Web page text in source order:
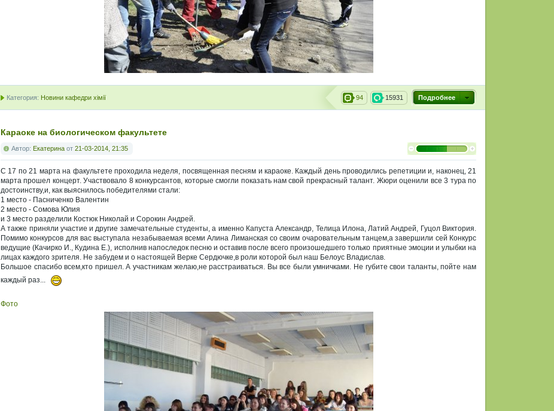
Подробнее
15931
94
Категория: Новини кафедри хімії
Караоке на биологическом факультете
Автор: Екатерина от 21-03-2014, 21:35
С 17 по 21 марта на факультете проходила неделя, посвященная песням и караоке. Каждый день проводились репетиции и, наконец, 21
марта прошел концерт. Участвовало 8 конкурсантов, которые смогли показать нам свой прекрасный талант. Жюри оценили все 3 тура по
достоинству,и, как выяснилось победителями стали:
1 место - Пасниченко Валентин
2 место - Сомова Юлия
и 3 место разделили Костюк Николай и Сорокин Андрей.
А также приняли участие и другие замечательные студенты, а именно Капуста Александр, Телица Илона, Латий Андрей, Гуцол Виктория.
Помимо конкурсов для вас выступала незабываемая всеми Алина Лиманская со своим очаровательным танцем,а завершили сей Конкурс
ведущие (Качирко И., Кудина Е.), исполнив напоследок песню и оставив после всего произошедшего только приятные эмоции и улыбки на
лицах каждого зрителя. Не забудем и о настоящей Верке Сердючке,в роли которой был наш Белоус Владислав.
Большое спасибо всем,кто пришел. А участникам желаю,не расстраиваться. Вы все были умничками. Не губите свои таланты, пойте нам
каждый раз...
Фото